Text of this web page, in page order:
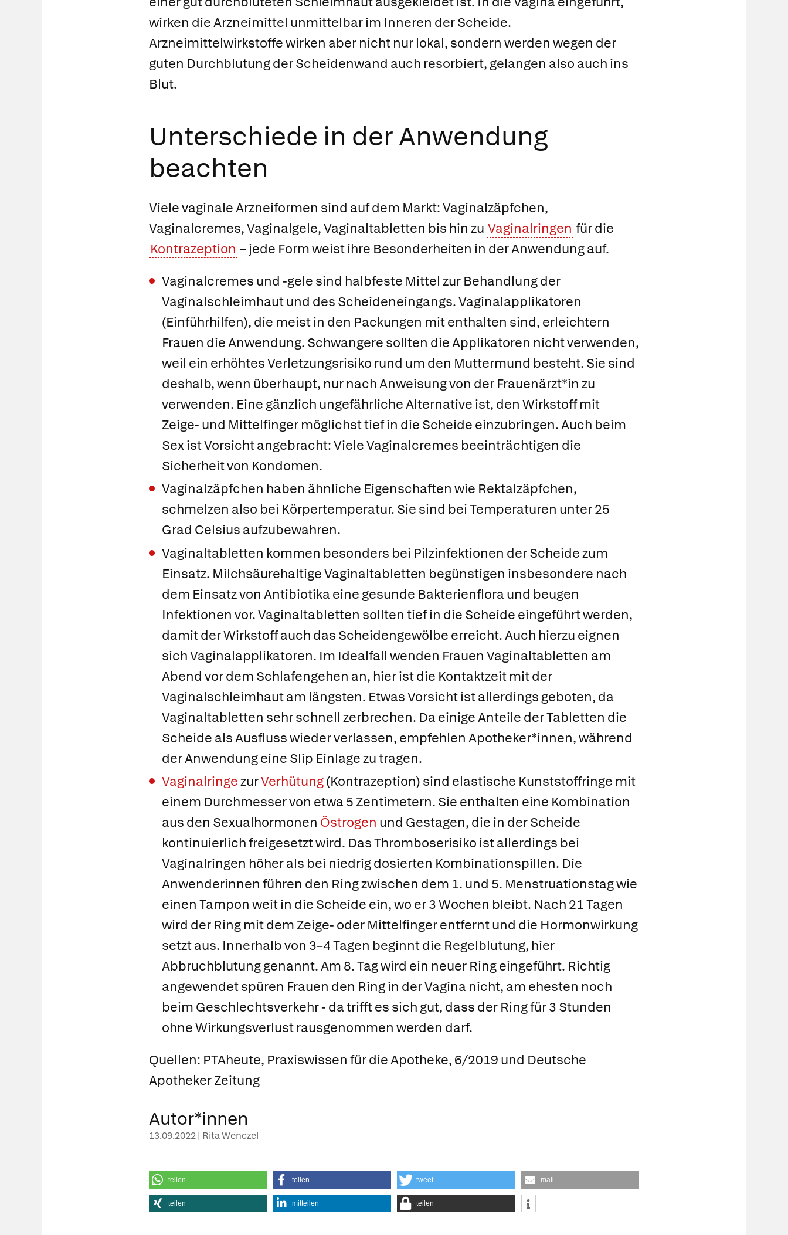
wirken die Arzneimittel unmittelbar im Inneren der Scheide.
Arzneimittelwirkstoffe wirken aber nicht nur lokal, sondern werden wegen der
guten Durchblutung der Scheidenwand auch resorbiert, gelangen also auch ins
Blut.
Unterschiede in der Anwendung
beachten
Viele vaginale Arzneiformen sind auf dem Markt: Vaginalzäpfchen,
Vaginalcremes, Vaginalgele, Vaginaltabletten bis hin zu Vaginalringen für die
Kontrazeption – jede Form weist ihre Besonderheiten in der Anwendung auf.
Vaginalcremes und -gele sind halbfeste Mittel zur Behandlung der
Vaginalschleimhaut und des Scheideneingangs. Vaginalapplikatoren
(Einführhilfen), die meist in den Packungen mit enthalten sind, erleichtern
Frauen die Anwendung. Schwangere sollten die Applikatoren nicht verwenden,
weil ein erhöhtes Verletzungsrisiko rund um den Muttermund besteht. Sie sind
deshalb, wenn überhaupt, nur nach Anweisung von der Frauenärzt*in zu
verwenden. Eine gänzlich ungefährliche Alternative ist, den Wirkstoff mit
Zeige- und Mittelfinger möglichst tief in die Scheide einzubringen. Auch beim
Sex ist Vorsicht angebracht: Viele Vaginalcremes beeinträchtigen die
Sicherheit von Kondomen.
Vaginalzäpfchen haben ähnliche Eigenschaften wie Rektalzäpfchen,
schmelzen also bei Körpertemperatur. Sie sind bei Temperaturen unter 25
Grad Celsius aufzubewahren.
Vaginaltabletten kommen besonders bei Pilzinfektionen der Scheide zum
Einsatz. Milchsäurehaltige Vaginaltabletten begünstigen insbesondere nach
dem Einsatz von Antibiotika eine gesunde Bakterienflora und beugen
Infektionen vor. Vaginaltabletten sollten tief in die Scheide eingeführt werden,
damit der Wirkstoff auch das Scheidengewölbe erreicht. Auch hierzu eignen
sich Vaginalapplikatoren. Im Idealfall wenden Frauen Vaginaltabletten am
Abend vor dem Schlafengehen an, hier ist die Kontaktzeit mit der
Vaginalschleimhaut am längsten. Etwas Vorsicht ist allerdings geboten, da
Vaginaltabletten sehr schnell zerbrechen. Da einige Anteile der Tabletten die
Scheide als Ausfluss wieder verlassen, empfehlen Apotheker*innen, während
der Anwendung eine Slip Einlage zu tragen.
VaginalringezurVerhütung(Kontrazeption) sind elastische Kunststoffringe mit
einem Durchmesser von etwa 5 Zentimetern. Sie enthalten eine Kombination
aus den Sexualhormonen Östrogen und Gestagen, die in der Scheide
kontinuierlich freigesetzt wird. Das Thromboserisiko ist allerdings bei
Vaginalringen höher als bei niedrig dosierten Kombinationspillen. Die
Anwenderinnen führen den Ring zwischen dem 1. und 5. Menstruationstag wie
einen Tampon weit in die Scheide ein, wo er 3 Wochen bleibt. Nach 21 Tagen
wird der Ring mit dem Zeige- oder Mittelfinger entfernt und die Hormonwirkung
setzt aus. Innerhalb von 3–4 Tagen beginnt die Regelblutung, hier
Abbruchblutung genannt. Am 8. Tag wird ein neuer Ring eingeführt. Richtig
angewendet spüren Frauen den Ring in der Vagina nicht, am ehesten noch
beim Geschlechtsverkehr - da trifft es sich gut, dass der Ring für 3 Stunden
ohne Wirkungsverlust rausgenommen werden darf.
Quellen: PTAheute, Praxiswissen für die Apotheke, 6/2019 und Deutsche
Apotheker Zeitung
Autor*innen
13.09.2022 | Rita Wenczel
teilen teilen tweet mail
teilen mitteilen teilen